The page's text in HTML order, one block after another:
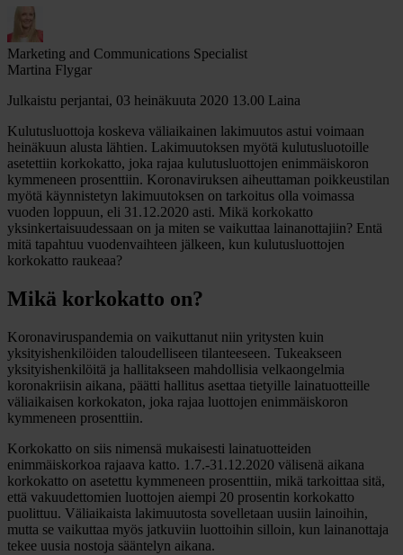
Marketing and Communications Specialist
Martina Flygar
Julkaistu perjantai, 03 heinäkuuta 2020 13.00 Laina
Kulutusluottoja koskeva väliaikainen lakimuutos astui voimaan
heinäkuun alusta lähtien. Lakimuutoksen myötä kulutusluotoille
asetettiin korkokatto, joka rajaa kulutusluottojen enimmäiskoron
kymmeneen prosenttiin. Koronaviruksen aiheuttaman poikkeustilan
myötä käynnistetyn lakimuutoksen on tarkoitus olla voimassa
vuoden loppuun, eli 31.12.2020 asti. Mikä korkokatto
yksinkertaisuudessaan on ja miten se vaikuttaa lainanottajiin? Entä
mitä tapahtuu vuodenvaihteen jälkeen, kun kulutusluottojen
korkokatto raukeaa?
Mikä korkokatto on?
Koronaviruspandemia on vaikuttanut niin yritysten kuin
yksityishenkilöiden taloudelliseen tilanteeseen. Tukeakseen
yksityishenkilöitä ja hallitakseen mahdollisia velkaongelmia
koronakriisin aikana, päätti hallitus asettaa tietyille lainatuotteille
väliaikaisen korkokaton, joka rajaa luottojen enimmäiskoron
kymmeneen prosenttiin.
Korkokatto on siis nimensä mukaisesti lainatuotteiden
enimmäiskorkoa rajaava katto. 1.7.-31.12.2020 välisenä aikana
korkokatto on asetettu kymmeneen prosenttiin, mikä tarkoittaa sitä,
että vakuudettomien luottojen aiempi 20 prosentin korkokatto
puolittuu. Väliaikaista lakimuutosta sovelletaan uusiin lainoihin,
mutta se vaikuttaa myös jatkuviin luottoihin silloin, kun lainanottaja
tekee uusia nostoja sääntelyn aikana.